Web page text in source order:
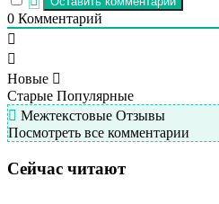
0 Комментарий
Новые
Старые Популярные
Межтекстовые Отзывы
Посмотреть все комментарии
Сейчас читают